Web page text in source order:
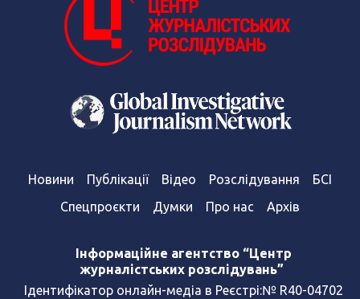
Новини Публікації Відео Розслідування
БСІ
Спецпроєкти
Думки Про нас Архів
Інформаційне агентство “Центр
журналістських розслідувань”
Ідентифікатор онлайн-медіа в Реєстрі:№ R40-04702